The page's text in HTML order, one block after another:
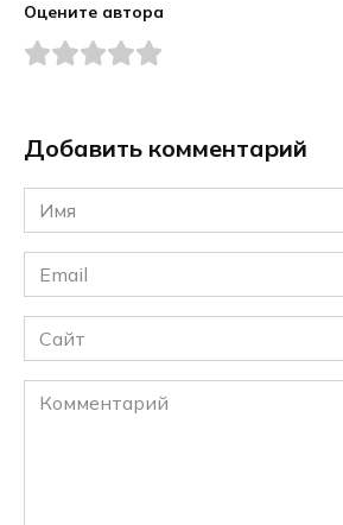
Оцените автора
Добавить комментарий
Имя
*
Email
*
Сайт
Комментарий